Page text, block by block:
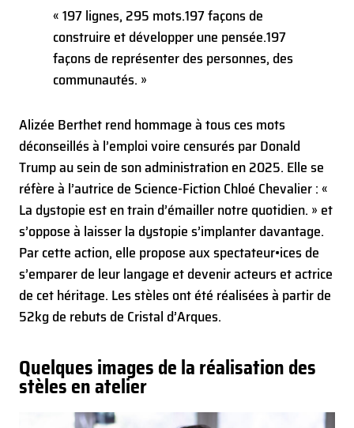
« 197 lignes, 295 mots.197 façons de
construire et développer une pensée.197
façons de représenter des personnes, des
communautés. »
Alizée Berthet rend hommage à tous ces mots
déconseillés à l’emploi voire censurés par Donald
Trump au sein de son administration en 2025. Elle se
réfère à l’autrice de Science-Fiction Chloé Chevalier : «
La dystopie est en train d’émailler notre quotidien. » et
s’oppose à laisser la dystopie s’implanter davantage.
Par cette action, elle propose aux spectateur•ices de
s’emparer de leur langage et devenir acteurs et actrice
de cet héritage. Les stèles ont été réalisées à partir de
52kg de rebuts de Cristal d’Arques.
Quelques images de la réalisation des
stèles en atelier